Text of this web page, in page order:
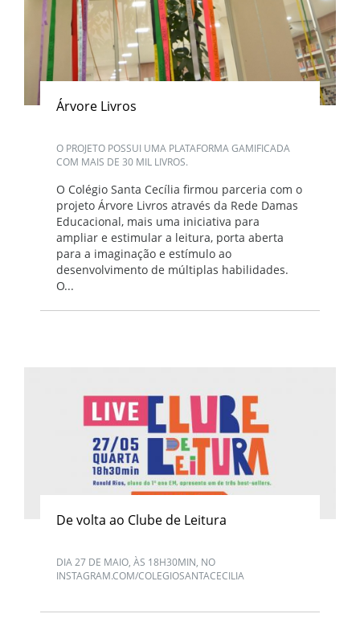
Árvore Livros
O PROJETO POSSUI UMA PLATAFORMA GAMIFICADA
COM MAIS DE 30 MIL LIVROS.
O Colégio Santa Cecília firmou parceria com o
projeto Árvore Livros através da Rede Damas
Educacional, mais uma iniciativa para
ampliar e estimular a leitura, porta aberta
para a imaginação e estímulo ao
desenvolvimento de múltiplas habilidades.
O...
De volta ao Clube de Leitura
DIA 27 DE MAIO, ÀS 18H30MIN, NO
INSTAGRAM.COM/COLEGIOSANTACECILIA